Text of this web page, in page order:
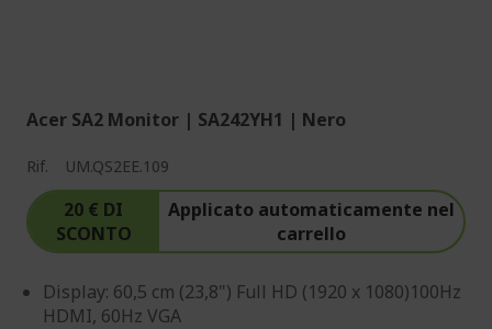
Acer SA2 Monitor | SA242YH1 | Nero
Rif. UM.QS2EE.109
20 € DI
SCONTO
Applicato automaticamente nel
carrello
Display: 60,5 cm (23,8") Full HD (1920 x 1080)100Hz
HDMI, 60Hz VGA